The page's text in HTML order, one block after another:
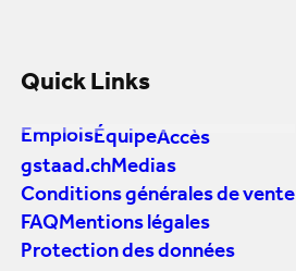
Quick Links
EmploisÉquipeAccès
gstaad.chMedias
Conditions générales de vente
FAQMentions légales
Protection des données